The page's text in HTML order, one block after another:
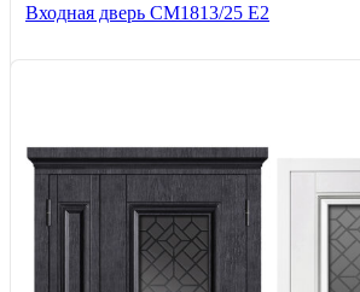
Входная дверь СМ1813/25 Е2